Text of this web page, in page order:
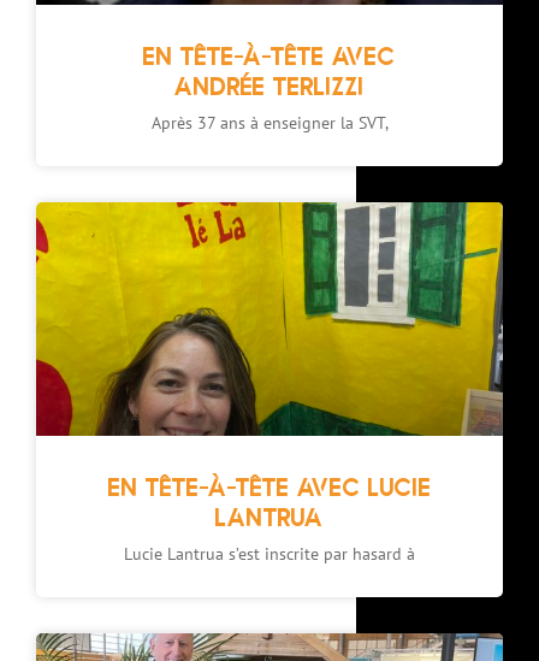
EN TÊTE-À-TÊTE AVEC
ANDRÉE TERLIZZI
Après 37 ans à enseigner la SVT,
EN TÊTE-À-TÊTE AVEC LUCIE
LANTRUA
Lucie Lantrua s’est inscrite par hasard à